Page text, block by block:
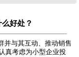
好处？
并与其互动、推动销售
真考虑为小型企业投